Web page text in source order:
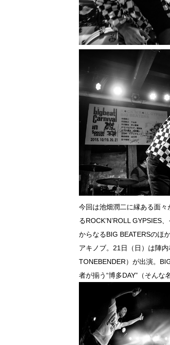
今回は池畑潤二に縁ある面
るROCK’N’ROLL GYPSIES
からなるBIG BEATERSのほ
アキノブ。21日（日）は陣
TONEBENDER）が出演。
者が揃う“博多DAY”（そんな